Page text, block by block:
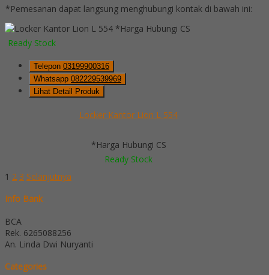
*Pemesanan dapat langsung menghubungi kontak di bawah ini:
*Harga Hubungi CS
Ready Stock
Telepon 03199900316
Whatsapp 082229539969
Lihat Detail Produk
Locker Kantor Lion L 554
*Harga Hubungi CS
Ready Stock
1 2 3 Selanjutnya
Info Bank
BCA
Rek. 6265088256
An. Linda Dwi Nuryanti
Categories